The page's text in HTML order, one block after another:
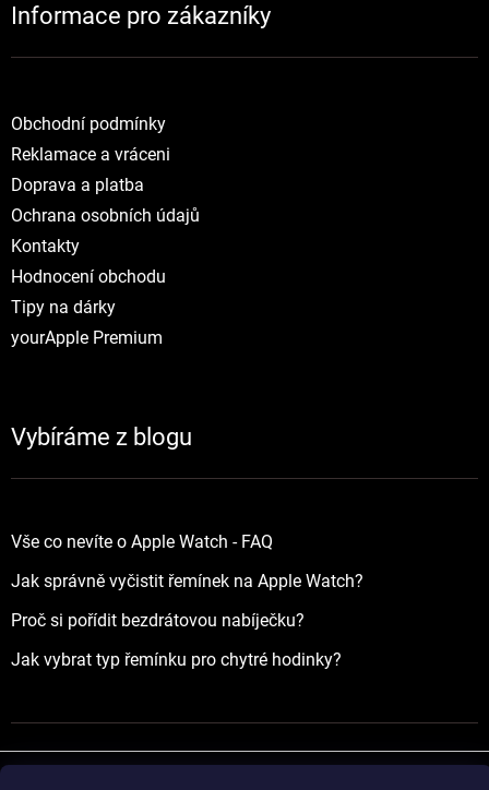
Informace pro zákazníky
Obchodní podmínky
Reklamace a vráceni
Doprava a platba
Ochrana osobních údajů
Kontakty
Hodnocení obchodu
Tipy na dárky
yourApple Premium
Vybíráme z blogu
Vše co nevíte o Apple Watch - FAQ
Jak správně vyčistit řemínek na Apple Watch?
Proč si pořídit bezdrátovou nabíječku?
Jak vybrat typ řemínku pro chytré hodinky?